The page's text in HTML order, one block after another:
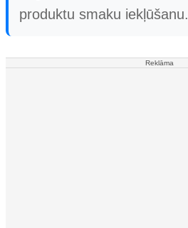
produktu smaku iekļūšanu.
Reklāma